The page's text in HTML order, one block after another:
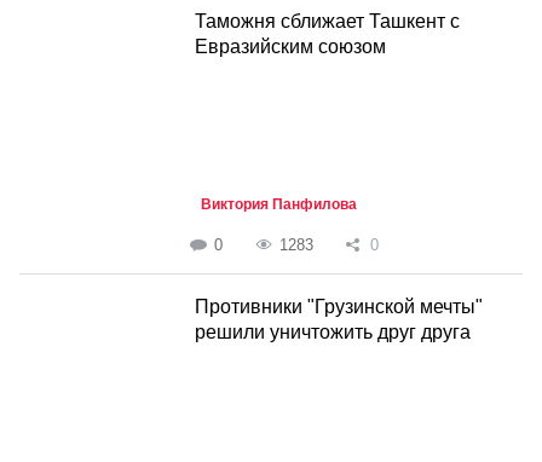
Таможня сближает Ташкент с
Евразийским союзом
Виктория Панфилова
0 1283 0
Противники "Грузинской мечты"
решили уничтожить друг друга